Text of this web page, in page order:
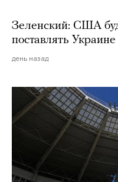
Зеленский: США
поставлять
день назад